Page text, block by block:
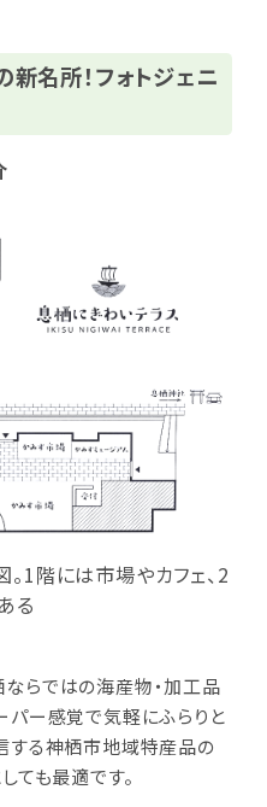
名所！フォトジェニ
1階には市場やカフェ、2
る
らではの海産物・加工品
パー感覚で気軽にふらりと
する神栖市地域特産品の
ても最適です。